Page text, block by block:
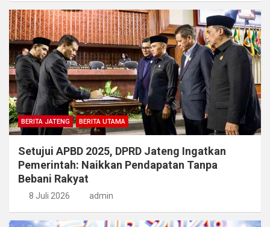
BERITA JATENG BERITA UTAMA
Setujui APBD 2025, DPRD Jateng Ingatkan
Pemerintah: Naikkan Pendapatan Tanpa
Bebani Rakyat
8 Juli 2026 admin